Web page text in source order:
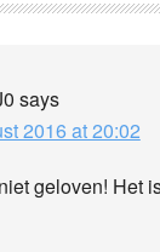
says
2016 at 20:02
geloven! Het